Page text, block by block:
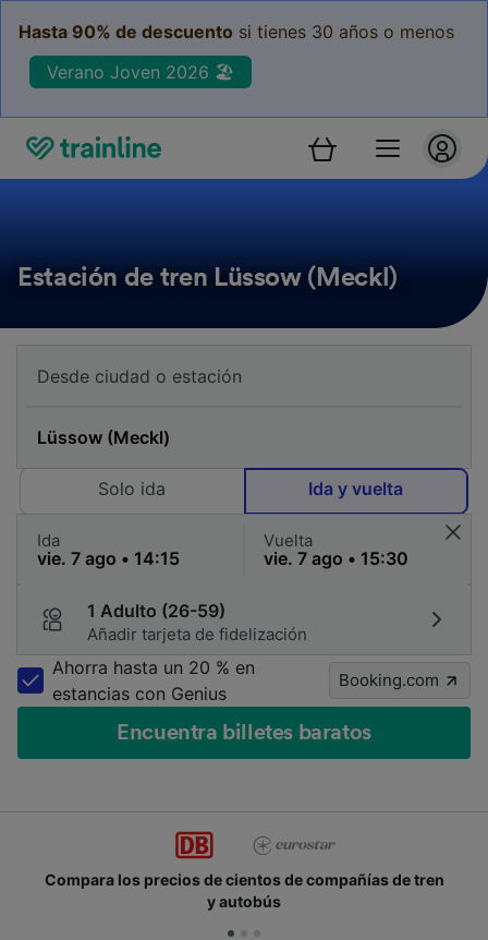
Hasta 90% de descuento si tienes 30 años o menos
Verano Joven 2026 🏖️
Estación de tren Lüssow (Meckl)
Solo ida Ida y vuelta
Ida Vuelta
1 Adulto (26-59)
Añadir tarjeta de fidelización
Ahorra hasta un 20 % en
estancias con Genius
Booking.com
Encuentra billetes baratos
Compara los precios de cientos de compañías de tren
y autobús